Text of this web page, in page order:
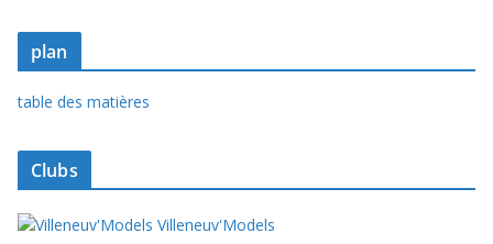
plan
table des matières
Clubs
Villeneuv'Models